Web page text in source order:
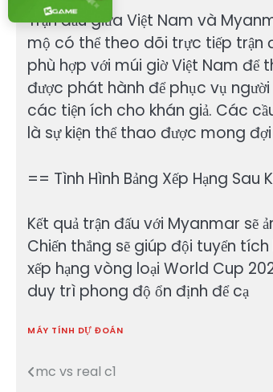
Trận đấu giữa Việt Nam và
mộ có thể theo dõi trực tiếp trận
phù hợp với múi giờ Việt Nam để
được phát hành để phục vụ
các tiện ích cho khán giả. Các
là sự kiện thể thao được mong
== Tình Hình Bảng Xếp Hạng
Kết quả trận đấu với Myanmar sẽ
Chiến thắng sẽ giúp đội tuyển
xếp hạng vòng loại World Cup
duy trì phong độ ổn định để cạ
MÁY TÍNH DỰ ĐOÁN
Điều
mc vs real c1